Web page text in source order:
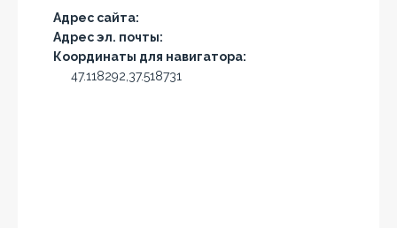
Адрес сайта:
Адрес эл. почты:
Координаты для навигатора:
47.118292,37.518731